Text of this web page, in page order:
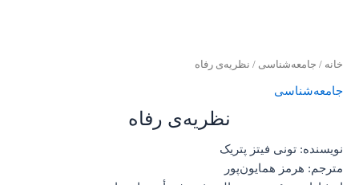
خانه / جامعه‌شناسی / نظریه‌‌ی رفاه
جامعه‌شناسی
نظریه‌‌ی رفاه
نویسنده: تونی فیتز پتریک
مترجم: هرمز همایون‌پور